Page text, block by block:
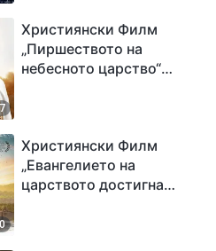
Християнски Филм
„Пиршеството на
небесното царство“
Християнски Филм
„Евангелието на
царството достигна